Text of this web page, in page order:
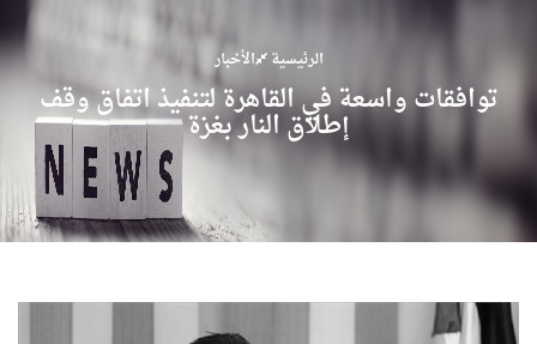
الرئيسية الأخبار
توافقات واسعة في القاهرة لتنفيذ اتفاق وقف
إطلاق النار بغزة